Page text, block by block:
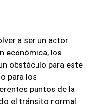
a ser un actor
económica, los
obstáculo para este
para los
puntos de la
el tránsito normal